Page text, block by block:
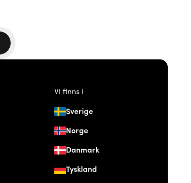
Vi finns i
Sverige
Norge
Danmark
Tyskland